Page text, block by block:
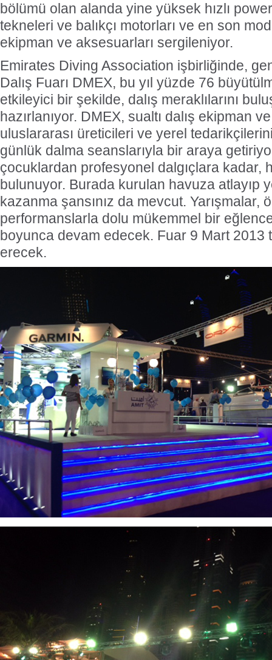
bölümü olan alanda yine yüksek hızlı
tekneleri ve balıkçı motorları ve en son
ekipman ve aksesuarları sergileniyor.
Emirates Diving Association işbirliğinde,
Dalış Fuarı DMEX, bu yıl yüzde 76
etkileyici bir şekilde, dalış meraklılarını
hazırlanıyor. DMEX, sualtı dalış ekipman
uluslararası üreticileri ve yerel
günlük dalma seanslarıyla bir araya
çocuklardan profesyonel dalgıçlara kadar,
bulunuyor. Burada kurulan havuza atlayıp
kazanma şansınız da mevcut. Yarışmalar,
performanslarla dolu mükemmel bir
boyunca devam edecek. Fuar 9 Mart 2013
erecek.